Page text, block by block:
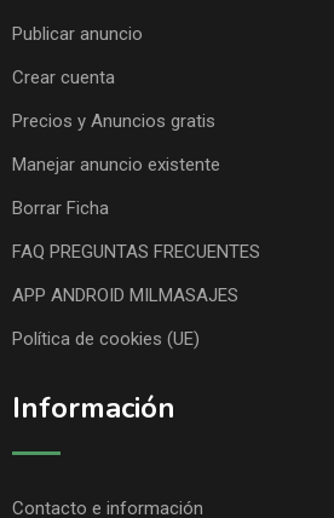
Publicar anuncio
Crear cuenta
Precios y Anuncios gratis
Manejar anuncio existente
Borrar Ficha
FAQ PREGUNTAS FRECUENTES
APP ANDROID MILMASAJES
Política de cookies (UE)
Información
Contacto e información